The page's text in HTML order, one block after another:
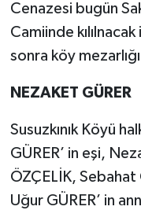
Cenazesi bugün
Camiinde
sonra köy
NEZAKET GÜRER
Susuzkınık Köyü
GÜRER’ in eşi,
ÖZÇELİK, Sebahat
Uğur GÜRER’ in